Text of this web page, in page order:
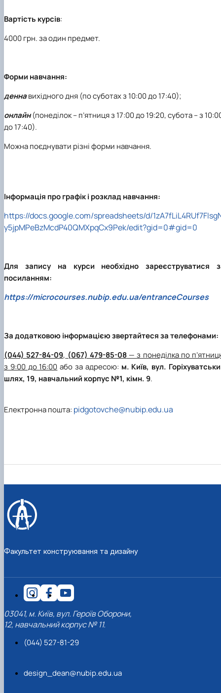
Вартість курсів:
4000 грн. за один предмет.
Форми навчання:
деннавихідного дня (по суботах з 10:00 до 17:40);
онлайн (понеділок – п’ятниця з 17:00 до 19:20, субота – з
до 17:40).
Можна поєднувати різні форми навчання.
Інформація про графік і розклад навчання:
https://docs.google.com/spreadsheets/d/
y5jpMPeBzMcdP40QMXpqCx9Pek/edit?gid=0#gid=0
Для запису на курси необхідно зареєструватися
посиланням:
https://microcourses.nubip.edu.ua/entranceCourses
За додатковою інформацією звертайтеся за телефонами:
(044) 527-84-09, (067) 479-85-08— з понеділка по
з 9:00 до 16:00 або за адресою: м. Київ, вул.
шлях, 19, навчальний корпус №1, кімн. 9.
Електронна пошта: pidgotovche@nubip.edu.ua
Факультет конструювання та дизайну
03041, м. Київ, вул. Героїв Оборони,
12, навчальний корпус № 11.
(044) 527-81-29
design_dean@nubip.edu.ua